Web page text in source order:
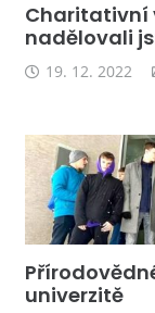
Charitativní
nadělovali
19. 12. 2022
univerzitě